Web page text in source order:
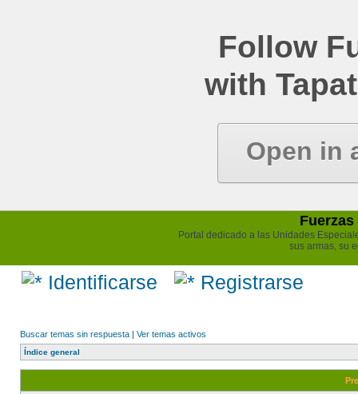
Follow
with
Open in
Portal dedicado a las Unidades
sus armas, su
Identificarse Registrarse
Buscar temas sin respuesta | Ver temas activos
Índice general